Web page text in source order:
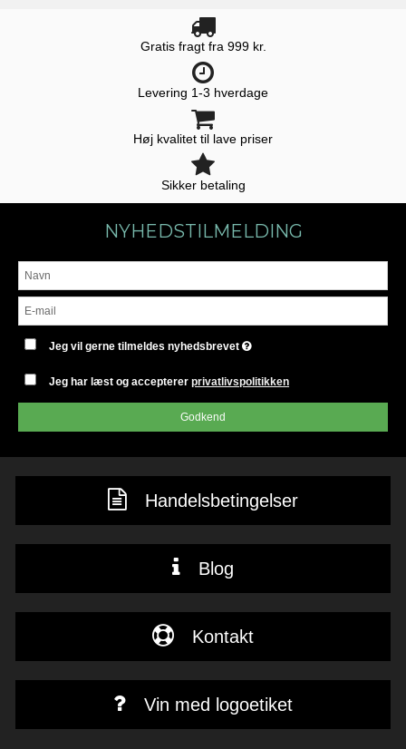
Gratis fragt fra 999 kr.
Levering 1-3 hverdage
Høj kvalitet til lave priser
Sikker betaling
NYHEDSTILMELDING
Jeg vil gerne tilmeldes nyhedsbrevet
Jeg har læst og acceptererprivatlivspolitikken
Godkend
Handelsbetingelser
Blog
Kontakt
Vin med logoetiket